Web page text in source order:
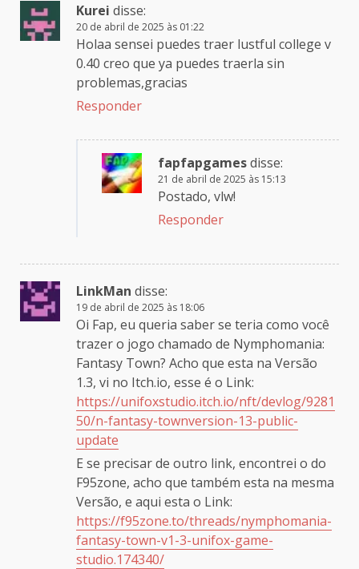
Kurei disse:
20 de abril de 2025 às 01:22
Holaa sensei puedes traer lustful college v
0.40 creo que ya puedes traerla sin
problemas,gracias
Responder
fapfapgamesdisse:
21 de abril de 2025 às 15:13
Postado, vlw!
Responder
LinkMan disse:
19 de abril de 2025 às 18:06
Oi Fap, eu queria saber se teria como você
trazer o jogo chamado de Nymphomania:
Fantasy Town? Acho que esta na Versão
1.3, vi no Itch.io, esse é o Link:
https://unifoxstudio.itch.io/nft/devlog/9281
50/n-fantasy-townversion-13-public-
update
E se precisar de outro link, encontrei o do
F95zone, acho que também esta na mesma
Versão, e aqui esta o Link:
https://f95zone.to/threads/nymphomania-
fantasy-town-v1-3-unifox-game-
studio.174340/